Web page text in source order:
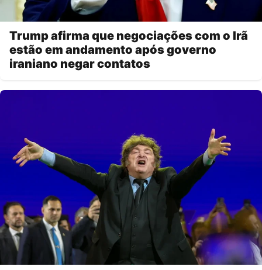
Trump afirma que negociações com o Irã
estão em andamento após governo
iraniano negar contatos